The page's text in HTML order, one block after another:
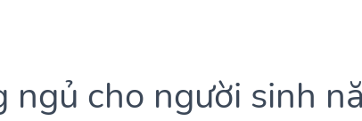
ngủ cho người sinh